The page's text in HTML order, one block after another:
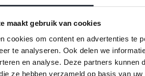
maakt gebruik van cookies
cookies om content en advertenties te
te analyseren. Ook delen we
en analyse. Deze partners kunnen
ze hebben verzameld op basis van